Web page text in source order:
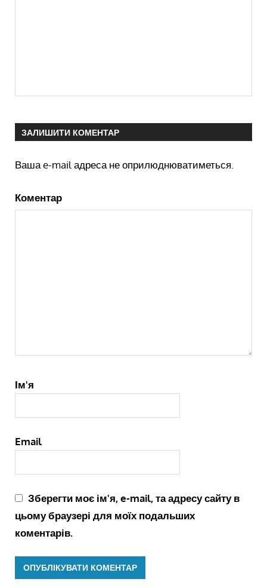
ЗАЛИШИТИ КОМЕНТАР
Ваша e-mail адреса не оприлюднюватиметься.
Коментар
Ім'я
Email
Зберегти моє ім'я, e-mail, та адресу сайту в
цьому браузері для моїх подальших
коментарів.